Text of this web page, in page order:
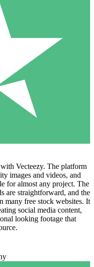
Vecteezy. The platform
images and videos, and
for almost any project. The
are straightforward, and the
many free stock websites. It
social media content,
looking footage that